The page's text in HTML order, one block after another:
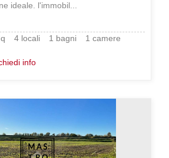
ideale. l'immobil...
4 locali 1 bagni 1 camere
info